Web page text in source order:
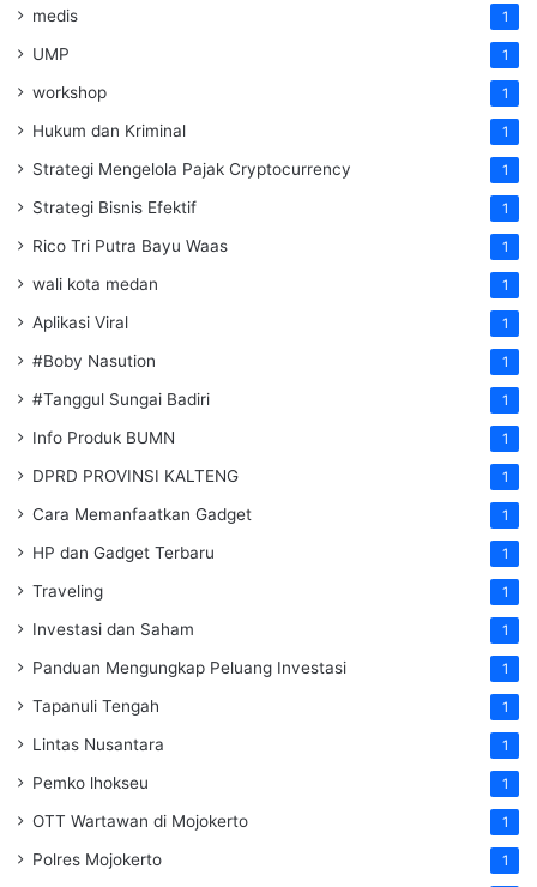
medis 1
UMP 1
workshop 1
Hukum dan Kriminal 1
Strategi Mengelola Pajak Cryptocurrency 1
Strategi Bisnis Efektif 1
Rico Tri Putra Bayu Waas 1
wali kota medan 1
Aplikasi Viral 1
#Boby Nasution 1
#Tanggul Sungai Badiri 1
Info Produk BUMN 1
DPRD PROVINSI KALTENG 1
Cara Memanfaatkan Gadget 1
HP dan Gadget Terbaru 1
Traveling 1
Investasi dan Saham 1
Panduan Mengungkap Peluang Investasi 1
Tapanuli Tengah 1
Lintas Nusantara 1
Pemko lhokseu 1
OTT Wartawan di Mojokerto 1
Polres Mojokerto 1